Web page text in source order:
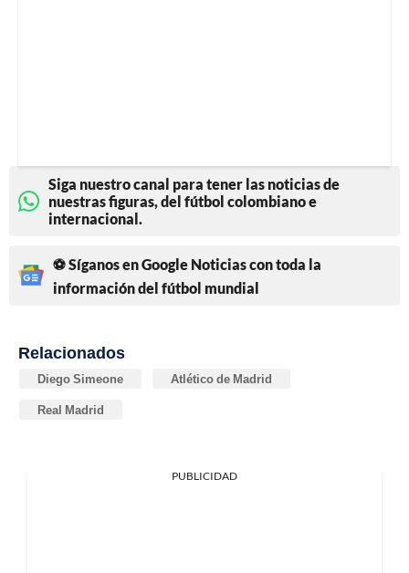
Siga nuestro canal para tener las noticias de
nuestras figuras, del fútbol colombiano e
internacional.
⚽ Síganos en Google Noticias con toda la
información del fútbol mundial
Relacionados
Diego Simeone Atlético de Madrid
Real Madrid
PUBLICIDAD